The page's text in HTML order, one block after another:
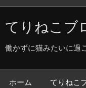
てりねこブ
働かずに猫みたいに過
ホーム てりねこ